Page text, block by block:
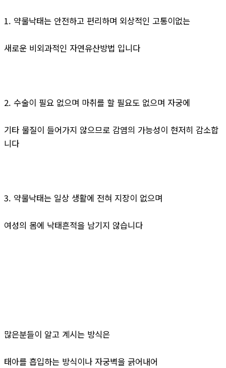
1. 약물낙태는 안전하고 편리하며 외상적인 고통이없는
새로운 비외과적인 자연유산방법 입니다
2. 수술이 필요 없으며 마취를 할 필요도 없으며 자궁에
기타 물질이 들어가지 않으므로 감염의 가능성이 현저히 감소합
니다
3. 약물낙태는 일상 생활에 전혀 지장이 없으며
여성의 몸에 낙태흔적을 남기지 않습니다
많은분들이 알고 계시는 방식은
태아를 흡입하는 방식이나 자궁벽을 긁어내어